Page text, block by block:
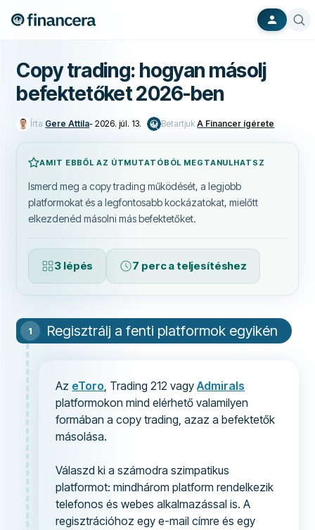
Copy trading: hogyan másolj
befektetőket 2026-ben
Írta Gere Attila-2026. júl. 13. Betartjuk A Financer ígérete
AMIT EBBŐL AZ ÚTMUTATÓBÓL MEGTANULHATSZ
Ismerd meg a copy trading működését, a legjobb
platformokat és a legfontosabb kockázatokat, mielőtt
elkezdenéd másolni más befektetőket.
3 lépés 7 perc a teljesítéshez
Regisztrálj a fenti platformok egyikén
Az eToro, Trading 212 vagyAdmirals
platformokon mind elérhető valamilyen
formában a copy trading, azaz a befektetők
másolása.
Válaszd ki a számodra szimpatikus
platformot: mindhárom platform rendelkezik
telefonos és webes alkalmazással is. A
regisztrációhoz egy e-mail címre és egy